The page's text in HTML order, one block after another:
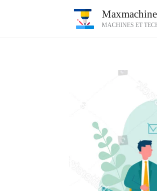
Maxmachine
MACHINES ET